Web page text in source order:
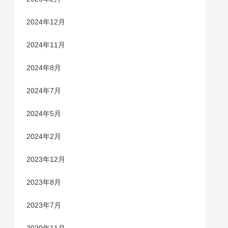
2024年12月
2024年11月
2024年8月
2024年7月
2024年5月
2024年2月
2023年12月
2023年8月
2023年7月